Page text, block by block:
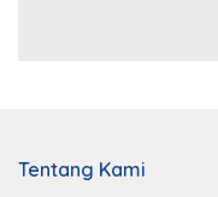
Tentang Kami